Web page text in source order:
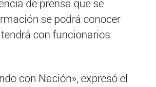
de prensa que se
se podrá conocer
con funcionarios
con Nación», expresó el